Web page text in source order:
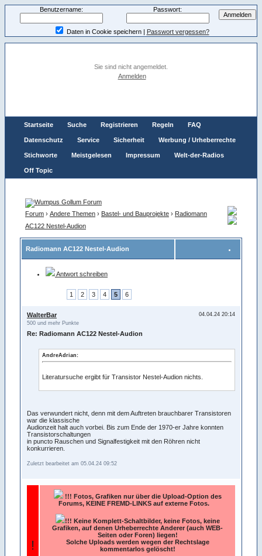
Benutzername: Passwort:
Daten in Cookie speichern| Passwort vergessen?
Sie sind nicht angemeldet.
Anmelden
Startseite Suche Registrieren Regeln FAQ
Datenschutz Service Sicherheit Werbung / Urheberrechte
Stichworte Meistgelesen Impressum Welt-der-Radios
Off Topic
Forum › Andere Themen › Bastel- und Bauprojekte › Radiomann
AC122 Nestel-Audion
Radiomann AC122 Nestel-Audion
Antwort schreiben
1 2 3 4 5 6
04.04.24 20:14
WalterBar
500 und mehr Punkte
Re: Radiomann AC122 Nestel-Audion
AndreAdrian:
Literatursuche ergibt für Transistor Nestel-Audion nichts.
Das verwundert nicht, denn mit dem Auftreten brauchbarer Transistoren
war die klassische
Audionzeit halt auch vorbei. Bis zum Ende der 1970-er Jahre konnten
Transistorschaltungen
in puncto Rauschen und Signalfestigkeit mit den Röhren nicht
konkurrieren.
Zuletzt bearbeitet am 05.04.24 09:52
!
!!! Fotos, Grafiken nur über die Upload-Option des
Forums, KEINE FREMD-LINKS auf externe Fotos.
!!! Keine Komplett-Schaltbilder, keine Fotos, keine
Grafiken, auf denen Urheberrechte Anderer (auch WEB-
Seiten oder Foren) liegen!
Solche Uploads werden wegen der Rechtslage
kommentarlos gelöscht!